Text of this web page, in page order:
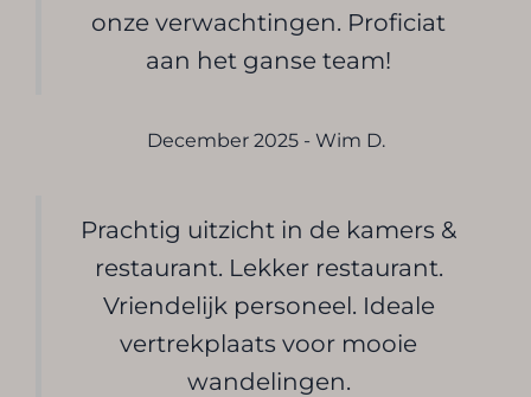
onze verwachtingen. Proficiat
aan het ganse team!
December 2025 - Wim D.
Prachtig uitzicht in de kamers &
restaurant. Lekker restaurant.
Vriendelijk personeel. Ideale
vertrekplaats voor mooie
wandelingen.